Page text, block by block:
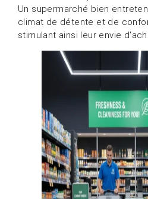
Un supermarché bien
climat de détente et de
stimulant ainsi leur envie